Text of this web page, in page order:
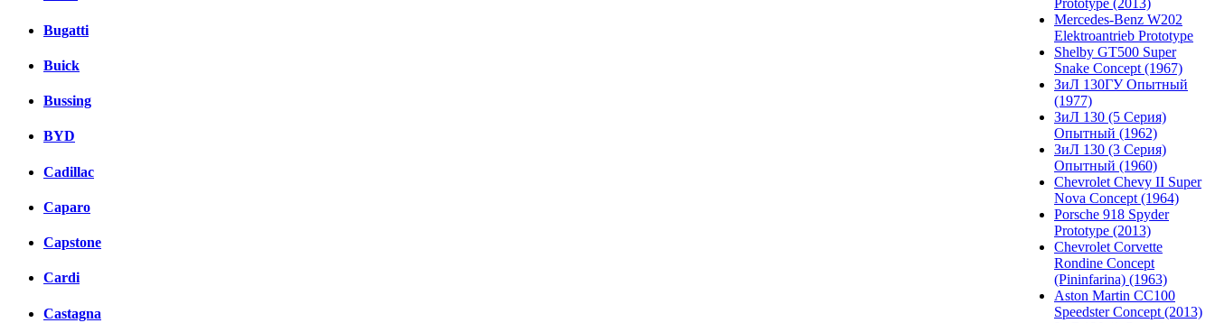
Bugatti
Buick
Bussing
BYD
Cadillac
Caparo
Capstone
Cardi
Castagna
Prototype (2013)
Mercedes-Benz W202
Elektroantrieb Prototype
Shelby GT500 Super
Snake Concept (1967)
ЗиЛ 130ГУ Опытный
(1977)
ЗиЛ 130 (5 Серия)
Опытный (1962)
ЗиЛ 130 (3 Серия)
Опытный (1960)
Chevrolet Chevy II Super
Nova Concept (1964)
Porsche 918 Spyder
Prototype (2013)
Chevrolet Corvette
Rondine Concept
(Pininfarina) (1963)
Aston Martin CC100
Speedster Concept (2013)